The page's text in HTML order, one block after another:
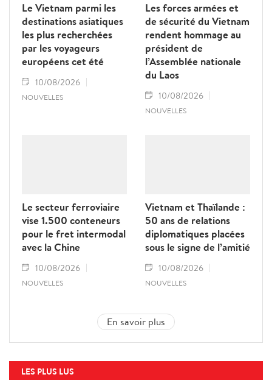
Le Vietnam parmi les
destinations asiatiques
les plus recherchées
par les voyageurs
européens cet été
10/08/2026
NOUVELLES
Les forces armées et
de sécurité du Vietnam
rendent hommage au
président de
l’Assemblée nationale
du Laos
10/08/2026
NOUVELLES
Le secteur ferroviaire
vise 1.500 conteneurs
pour le fret intermodal
avec la Chine
10/08/2026
NOUVELLES
Vietnam et Thaïlande :
50 ans de relations
diplomatiques placées
sous le signe de l’amitié
10/08/2026
NOUVELLES
En savoir plus
LES PLUS LUS